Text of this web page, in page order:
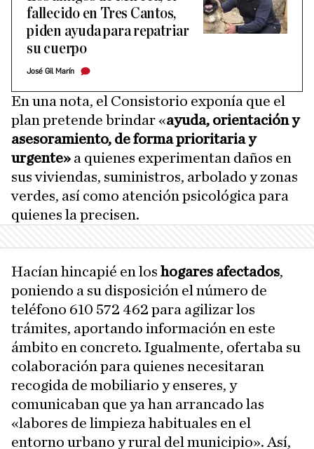
fallecido en Tres Cantos,
piden ayuda para repatriar
su cuerpo
José Gil Marín
En una nota, el Consistorio exponía que el
plan pretende brindar «ayuda, orientación y
asesoramiento, de forma prioritaria y
urgente» a quienes experimentan daños en
sus viviendas, suministros, arbolado y zonas
verdes, así como atención psicológica para
quienes la precisen.
Hacían hincapié en los hogares afectados,
poniendo a su disposición el número de
teléfono 610 572 462 para agilizar los
trámites, aportando información en este
ámbito en concreto. Igualmente, ofertaba su
colaboración para quienes necesitaran
recogida de mobiliario y enseres, y
comunicaban que ya han arrancado las
«labores de limpieza habituales en el
entorno urbano y rural del municipio». Así,